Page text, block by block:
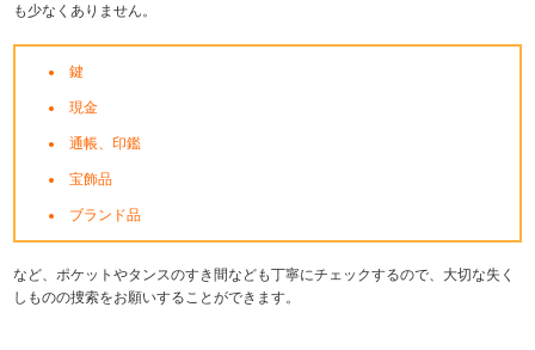
も少なくありません。
鍵
現金
通帳、印鑑
宝飾品
ブランド品
など、ポケットやタンスのすき間なども丁寧にチェックするので、大切な失く
しものの捜索をお願いすることができます。